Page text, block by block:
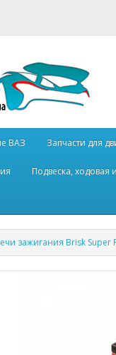
ВАЗ Запчасти для
Подвеска, ходовая
зажигания Brisk Super